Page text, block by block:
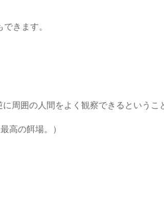
きます。
周囲の人間をよく観察できるというこ
高の餌場。）